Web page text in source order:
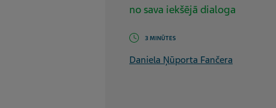
no sava iekšējā dialoga
3 MINŪTES
Daniela Ņūporta Fančera